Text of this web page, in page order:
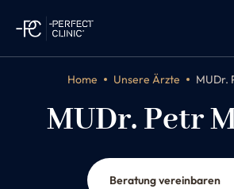
Home Unsere Ärzte MUDr.
MUDr. Petr
Anästhesist
Beratung vereinbaren